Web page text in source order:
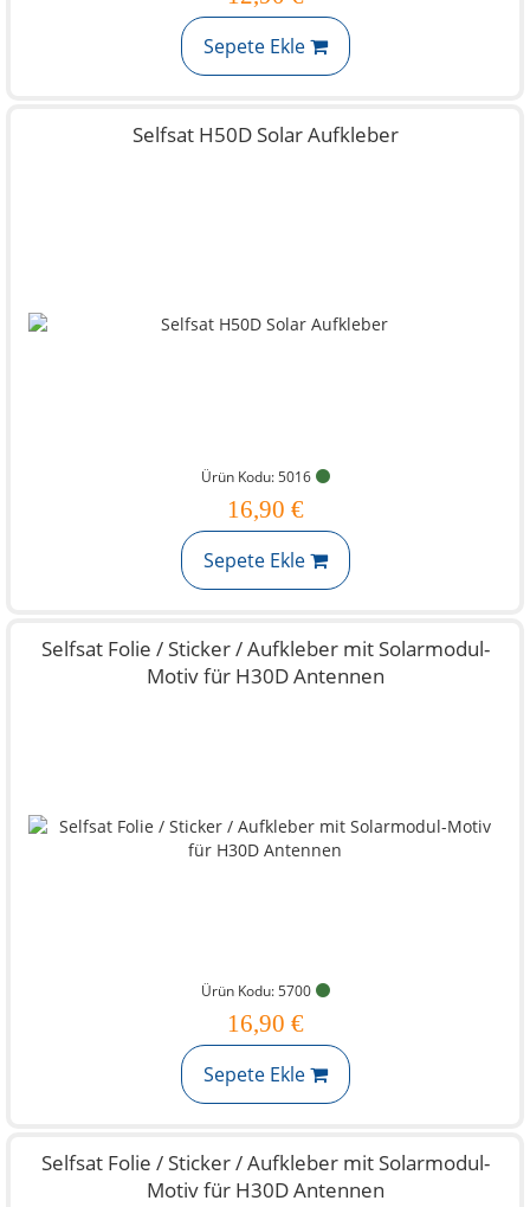
Sepete Ekle
Selfsat H50D Solar Aufkleber
Ürün Kodu: 5016
16,90 €
Sepete Ekle
Selfsat Folie / Sticker / Aufkleber mit Solarmodul-
Motiv für H30D Antennen
Ürün Kodu: 5700
16,90 €
Sepete Ekle
Selfsat Folie / Sticker / Aufkleber mit Solarmodul-
Motiv für H30D Antennen